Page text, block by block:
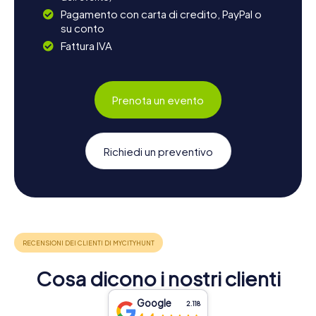
Pagamento con carta di credito, PayPal o
su conto
Fattura IVA
Prenota un evento
Richiedi un preventivo
Cosa dicono i nostri clienti
Google 2.118